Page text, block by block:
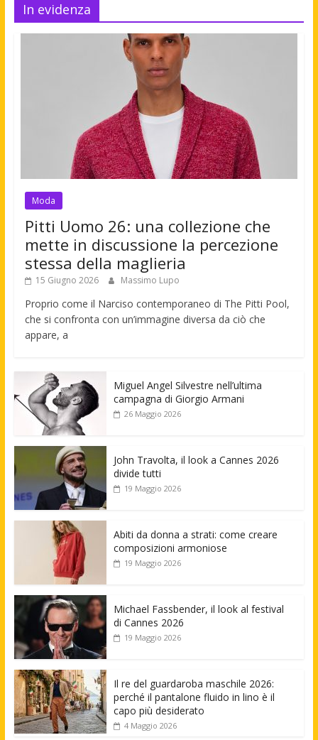
In evidenza
Moda
Pitti Uomo 26: una collezione che
mette in discussione la percezione
stessa della maglieria
15 Giugno 2026 Massimo Lupo
Proprio come il Narciso contemporaneo di The Pitti Pool,
che si confronta con un’immagine diversa da ciò che
appare, a
Miguel Angel Silvestre nell’ultima
campagna di Giorgio Armani
26 Maggio 2026
John Travolta, il look a Cannes 2026
divide tutti
19 Maggio 2026
Abiti da donna a strati: come creare
composizioni armoniose
19 Maggio 2026
Michael Fassbender, il look al festival
di Cannes 2026
19 Maggio 2026
Il re del guardaroba maschile 2026:
perché il pantalone fluido in lino è il
capo più desiderato
4 Maggio 2026